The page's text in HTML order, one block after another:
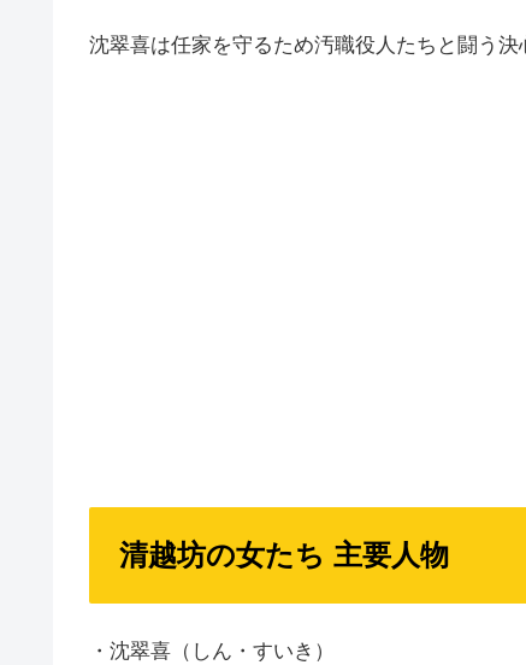
沈翠喜は任家を守るため汚職役人たちと闘う決
清越坊の女たち 主要人物
・沈翠喜（しん・すいき）